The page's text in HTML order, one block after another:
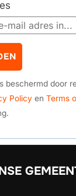
beschermd door
Policy en Terms